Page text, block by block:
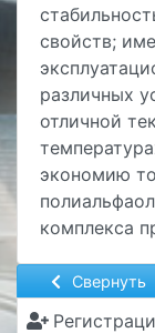
Свернуть
свойств;
различных
отличной
экономию
комплекса